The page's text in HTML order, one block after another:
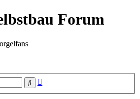
Forum
Suche